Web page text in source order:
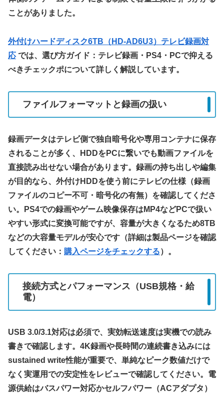
ことがありました。
外付けハードディスク6TB（HD-AD6U3）テレビ録画対
応 では、選び方ガイド：テレビ録画・PS4・PCで抑える
べきチェックポについて詳しく解説しています。
ファイルフォーマットと録画の扱い
録画データはテレビ側で独自暗号化や専用コンテナに保存
されることが多く、HDDをPCに繋いでも動画ファイルを
直接読み出せない場合があります。録画の持ち出しや編集
が目的なら、外付けHDDを使う前にテレビの仕様（録画
ファイルのコピー不可・暗号化の有無）を確認してくださ
い。PS4での録画やゲーム映像保存はMP4などPCで扱い
やすい形式に変換可能ですが、容量が大きくなるため8TB
などの大容量モデルが安心です（詳細は製品ページを確認
してください： 購入ページをチェックする）。
接続方式とパフォーマンス（USB規格・給
電）
USB 3.0/3.1対応は必須で、実効転送速度は実機での読み
書きで確認します。4K録画や長時間の連続書き込みには
sustained write性能が重要で、単純なピーク数値だけで
なく実運用での安定性をレビューで確認してください。電
源供給はバスパワー対応かセルフパワー（ACアダプタ）